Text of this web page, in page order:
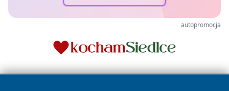
autopromocja